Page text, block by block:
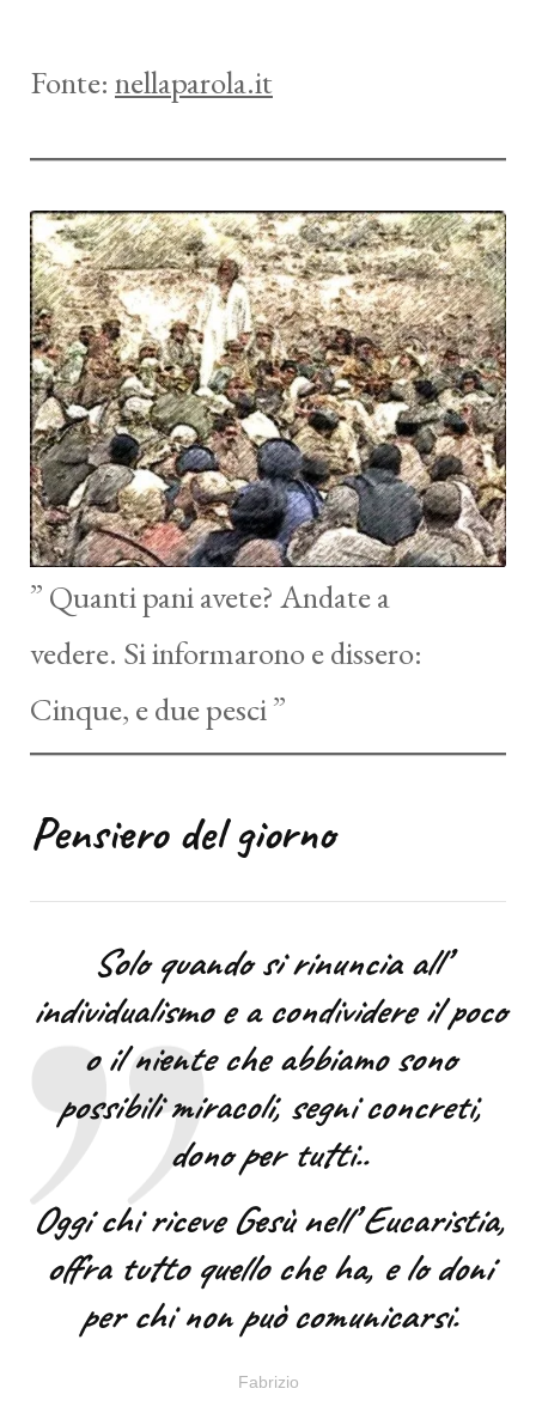
Fonte: nellaparola.it
” Quanti pani avete? Andate a
vedere. Si informarono e dissero:
Cinque, e due pesci ”
Pensiero del giorno
Solo quando si rinuncia all’
individualismo e a condividere il poco
o il niente che abbiamo sono
possibili miracoli, segni concreti,
dono per tutti..
Oggi chi riceve Gesù nell’ Eucaristia,
offra tutto quello che ha, e lo doni
per chi non può comunicarsi.
Fabrizio